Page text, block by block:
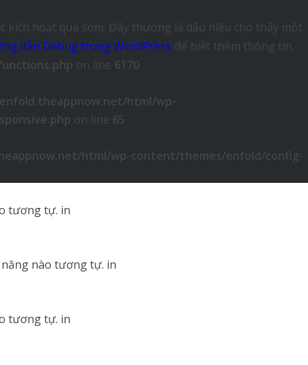
kích hoạt quá sớm. Đây thường là dấu hiệu cho thấy một
dẫn Debug trong WordPress để biết thêm thông tin.
on line 6170
html/wp-
on line 65
html/wp-content/themes/enfold/config-
tương tự. in
nào tương tự. in
tương tự. in